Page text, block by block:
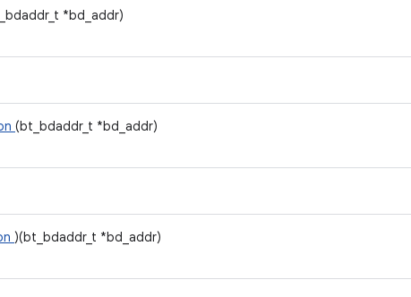
*bd_addr)
(bt_bdaddr_t *bd_addr)
)(bt_bdaddr_t *bd_addr)